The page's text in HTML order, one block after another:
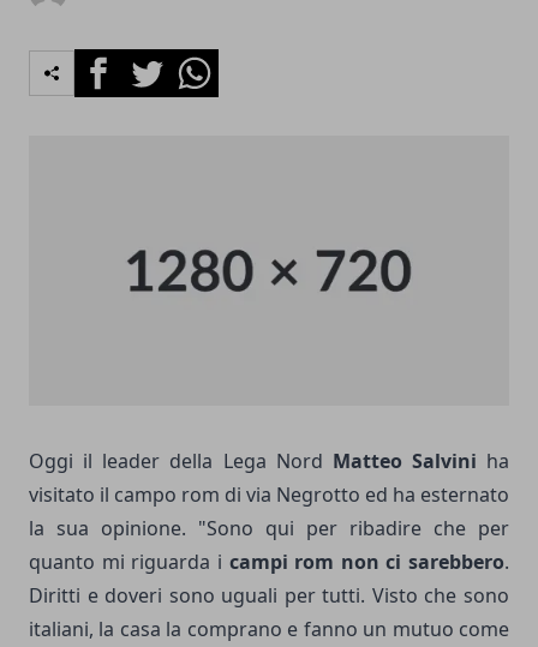
FacebookTwitterWhatsapp
Oggi il leader della Lega Nord Matteo Salvini ha
visitato il campo rom di via Negrotto ed ha esternato
la sua opinione. "Sono qui per ribadire che per
quanto mi riguarda i campi rom non ci sarebbero.
Diritti e doveri sono uguali per tutti. Visto che sono
italiani, la casa la comprano e fanno un mutuo come